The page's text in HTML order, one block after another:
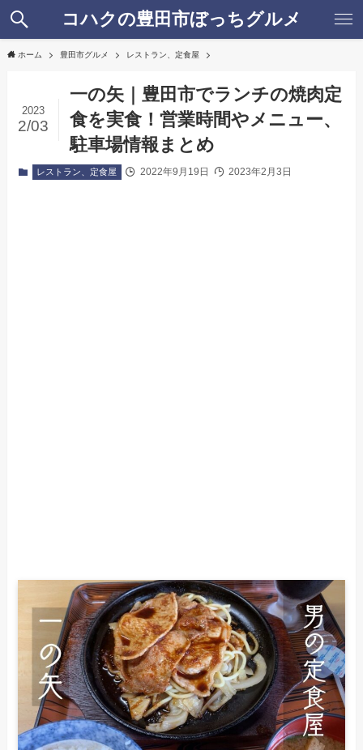
コハクの豊田市ぼっちグルメ
ホーム 豊田市グルメ レストラン、定食屋
一の矢｜豊田市でランチの焼肉定
食を実食！営業時間やメニュー、
駐車場情報まとめ
2023
2/03
レストラン、定食屋 2022年9月19日 2023年2月3日